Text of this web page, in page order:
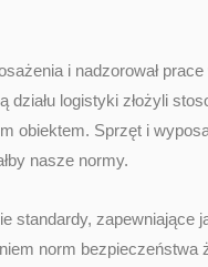
i nadzorował
logistyki złożyli
obiektem. Sprzęt i
nasze normy.
zapewniające
norm